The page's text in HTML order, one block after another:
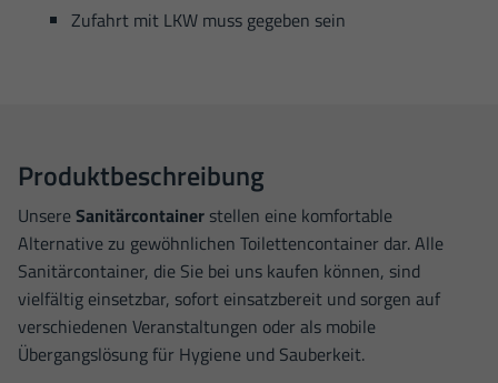
Zufahrt mit LKW muss gegeben sein
Produktbeschreibung
UnsereSanitärcontainer stellen eine komfortable
Alternative zu gewöhnlichen Toilettencontainer dar. Alle
Sanitärcontainer, die Sie bei uns kaufen können, sind
vielfältig einsetzbar, sofort einsatzbereit und sorgen auf
verschiedenen Veranstaltungen oder als mobile
Übergangslösung für Hygiene und Sauberkeit.